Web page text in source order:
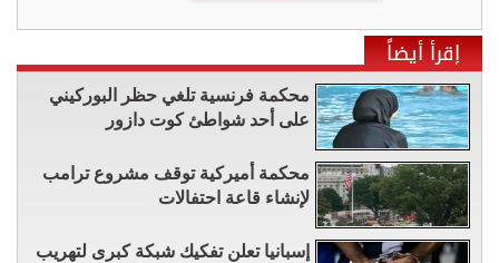
إقرأ أيضاً
محكمة فرنسية تلغي حظر البوركيني
على أحد شواطئ كوت دازور
محكمة أميركية توقف مشروع ترامب
لإنشاء قاعة احتفالات
إسبانيا تعلن تفكيك شبكة كبرى لتهريب